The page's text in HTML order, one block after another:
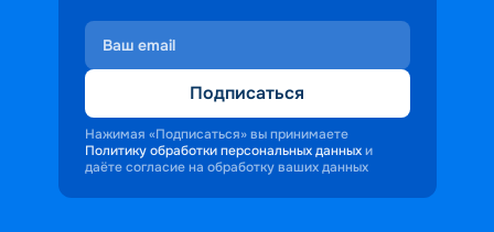
Подписаться
Нажимая «Подписаться» вы принимаете
Политику обработки персональных данных и
даёте согласие на обработку ваших данных